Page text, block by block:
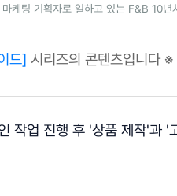
케팅 기획자로 일하고 있는 F&B 10년
드] 시리즈의 콘텐츠입니다 ※
작업 진행 후 '상품 제작'과 '